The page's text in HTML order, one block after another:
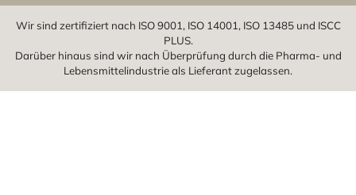
Wir sind zertifiziert nach ISO 9001, ISO 14001, ISO 13485 und ISCC
PLUS.
Darüber hinaus sind wir nach Überprüfung durch die Pharma- und
Lebensmittelindustrie als Lieferant zugelassen.